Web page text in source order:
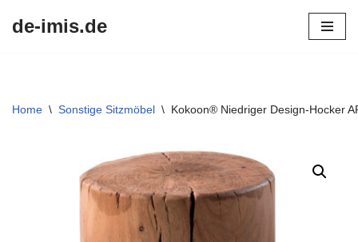
de-imis.de
Home \ Sonstige Sitzmöbel \ Kokoon® Niedriger Design-Hocker